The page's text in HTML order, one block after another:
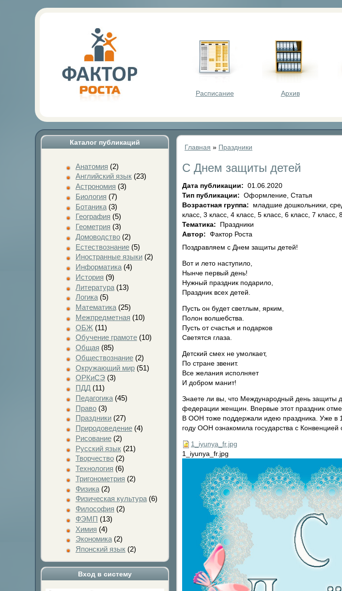
Расписание Архив
Каталог публикаций
Анатомия (2)
Английский язык(23)
Астрономия (3)
Биология (7)
Ботаника(3)
География (5)
Геометрия (3)
Домоводство(2)
Естествознание(5)
Иностранные языки(2)
Информатика(4)
История (9)
Литература(13)
Логика(5)
Математика(25)
Межпредметная (10)
ОБЖ (11)
Обучение грамоте(10)
Общая (85)
Обществознание(2)
Окружающий мир(51)
ОРКиСЭ(3)
ПДД (11)
Педагогика(45)
Право(3)
Праздники(27)
Природоведение(4)
Рисование(2)
Русский язык(21)
Творчество(2)
Технология (6)
Тригонометрия (2)
Физика(2)
Физическая культура(6)
Философия (2)
ФЭМП (13)
Химия (4)
Экономика(2)
Японский язык(2)
Вход в систему
Главная » Праздники
С Днем защиты детей
Дата публикации: 01.06.2020
Тип публикации: Оформление, Статья
Возрастная группа:
младшие дошкольники,
класс, 3 класс, 4 класс, 5 класс, 6 класс, 7 класс,
Тематика:
Праздники
Автор: Фактор Роста
Поздравляем с Днем защиты детей!
Вот и лето наступило,
Нынче первый день!
Нужный праздник подарило,
Праздник всех детей.
Пусть он будет светлым, ярким,
Полон волшебства.
Пусть от счастья и подарков
Светятся глаза.
Детский смех не умолкает,
По стране звенит.
Все желания исполняет
И добром манит!
Знаете ли вы, что Международный день защиты
федерации женщин. Впервые этот праздник
В ООН тоже поддержали идею праздника. Уже в
году ООН ознакомила государства с Конвенцией
1_iyunya_fr.jpg
1_iyunya_fr.jpg